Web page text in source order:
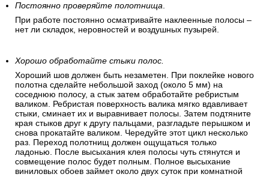
Постоянно проверяйте полотнища.
При работе постоянно осматривайте наклеенные полосы –
нет ли складок, неровностей и воздушных пузырей.
Хорошо обработайте стыки полос.
Хороший шов должен быть незаметен. При поклейке нового
полотна сделайте небольшой заход (около 5 мм) на
соседнюю полосу, а стык затем обработайте ребристым
валиком. Ребристая поверхность валика мягко вдавливает
стыки, сминает их и выравнивает полосы. Затем подтяните
края стыков друг к другу пальцами, разгладьте перышком и
снова прокатайте валиком. Чередуйте этот цикл несколько
раз. Переход полотнищ должен ощущаться только
ладонью. После высыхания клея полосы чуть стянутся и
совмещение полос будет полным. Полное высыхание
виниловых обоев займет около двух суток при комнатной